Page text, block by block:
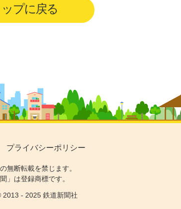
ップに戻る
プライバシーポリシー
無断転載を禁じます。
」は登録商標です。
2013 - 2025 鉄道新聞社